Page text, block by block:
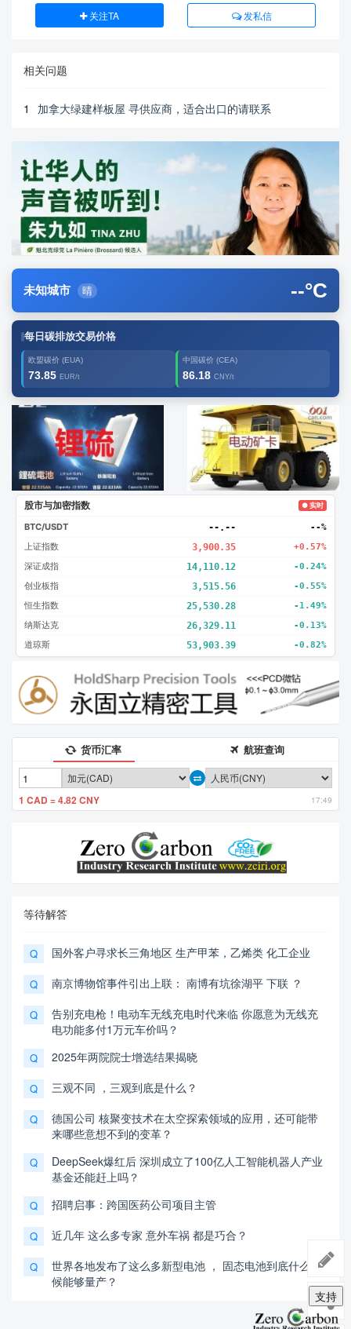
支持
关注TA 发私信
相关问题
1 加拿大绿建样板屋 寻供应商，适合出口的请联系
未知城市 晴 --°C
每日碳排放交易价格
欧盟碳价 (EUA)
73.85 EUR/t
中国碳价 (CEA)
86.18 CNY/t
广告2 创新
股市与加密指数 ● 实时
BTC/USDT --.-- --%
上证指数 3,900.35 +0.57%
深证成指 14,110.12 -0.24%
创业板指 3,515.56 -0.55%
恒生指数 25,530.28 -1.49%
纳斯达克 26,329.11 -0.13%
道琼斯 53,903.39 -0.82%
货币汇率 航班查询
1 CAD = 4.82 CNY 17:49
等待解答
Q 国外客户寻求长三角地区 生产甲苯，乙烯类 化工企业
Q 南京博物馆事件引出上联： 南博有坑徐湖平 下联 ？
Q
告别充电枪！电动车无线充电时代来临 你愿意为无线充
电功能多付1万元车价吗？
Q 2025年两院院士增选结果揭晓
Q 三观不同 ，三观到底是什么？
Q
德国公司 核聚变技术在太空探索领域的应用，还可能带
来哪些意想不到的变革？
Q
DeepSeek爆红后 深圳成立了100亿人工智能机器人产业
基金还能赶上吗？
Q 招聘启事：跨国医药公司项目主管
Q 近几年 这么多专家 意外车祸 都是巧合？
Q
世界各地发布了这么多新型电池 ， 固态电池到底什么时
候能够量产？